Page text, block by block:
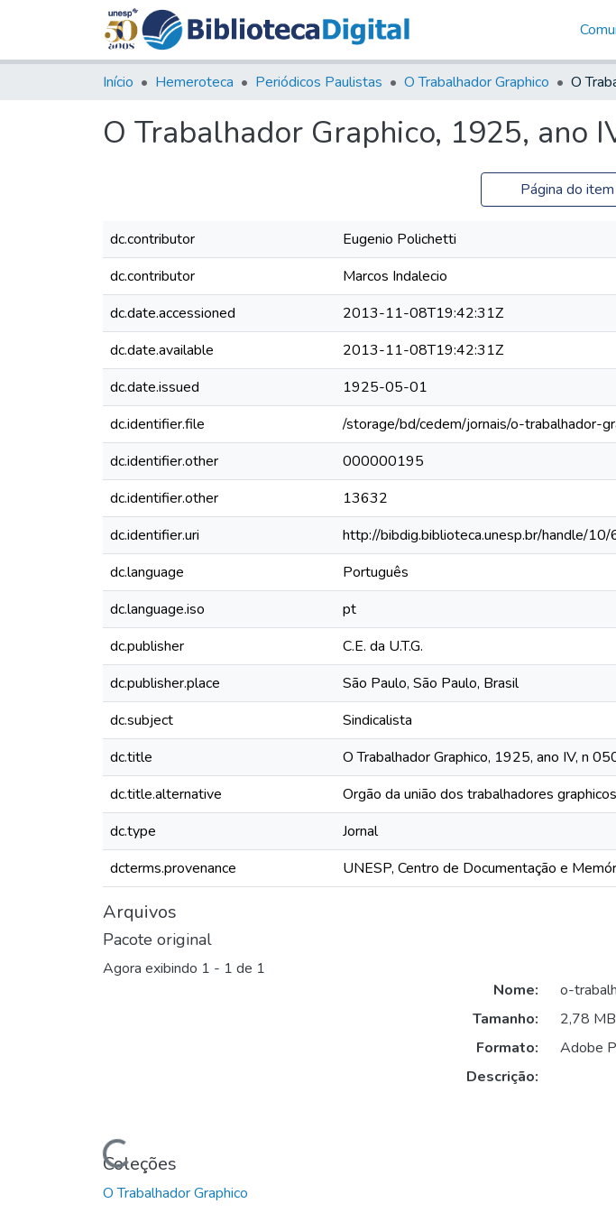
Início Hemeroteca Periódicos Paulistas O Trabalhador Graphico
O Trabalhador Graphico, 1925, ano
Página do
dc.contributor Eugenio Polichetti
dc.contributor
Marcos Indalecio
dc.date.accessioned
2013-11-08T19:42:31Z
dc.date.available
2013-11-08T19:42:31Z
dc.date.issued
1925-05-01
dc.identifier.file
/storage/bd/cedem/jornais/o-trabalhador-
dc.identifier.other
000000195
dc.identifier.other
13632
dc.identifier.uri
http://bibdig.biblioteca.unesp.br/handle/
dc.language
Português
dc.language.iso
pt
dc.publisher
C.E. da U.T.G.
dc.publisher.place
São Paulo, São Paulo, Brasil
dc.subject
Sindicalista
dc.title
O Trabalhador Graphico, 1925, ano IV, n
dc.title.alternative
Orgão da união dos trabalhadores
dc.type
Jornal
dcterms.provenance
UNESP, Centro de Documentação e
Arquivos
Pacote original
Agora exibindo 1 - 1 de 1
Carregando...
Nome:
o-
Tamanho:
2,78 MB
Formato:
Adobe
Descrição:
Coleções
O Trabalhador Graphico